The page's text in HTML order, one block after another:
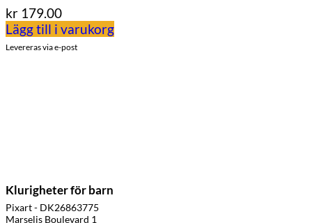
kr 179.00
Lägg till i varukorg
Levereras via e-post
Klurigheter för barn
Pixart - DK26863775
Marselis Boulevard 1